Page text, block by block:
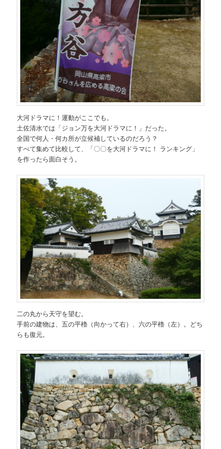
大河ドラマに！運動がここでも。
土佐清水では「ジョン万を大河ドラマに！」だった。
全国で何人・何カ所が立候補しているのだろう？
すべて集めて比較して、「〇〇を大河ドラマに！ ランキング」
を作ったら面白そう。
二の丸から天守を望む。
手前の建物は、五の平櫓（向かって右）、六の平櫓（左）。どち
らも復元。